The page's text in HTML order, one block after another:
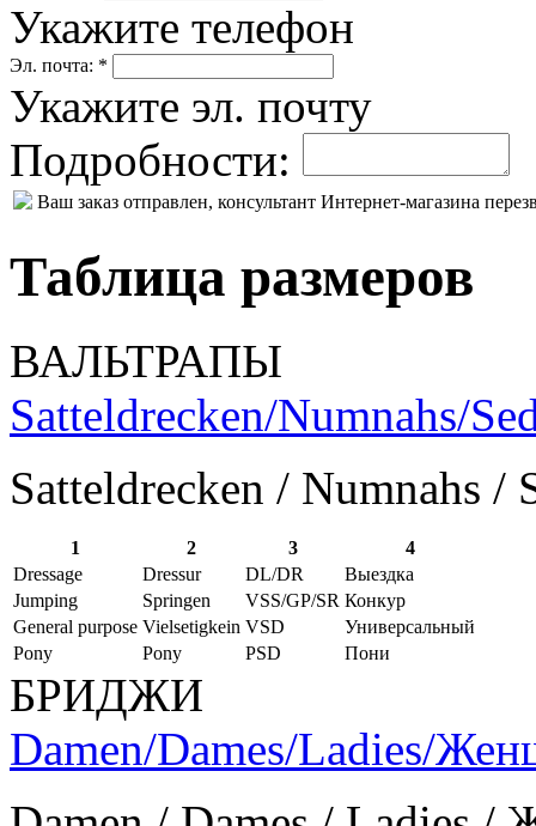
Укажите телефон
Эл. почта: *
Укажите эл. почту
Подробности:
Ваш заказ отправлен, консультант Интернет-магазина
Таблица размеров
ВАЛЬТРАПЫ
Satteldrecken/Numnahs/
Satteldrecken / Numnahs /
1 2 3
4
Dressage
Dressur DL/DR
Выездка
Jumping
Springen VSS/GP/SR Конкур
General purpose Vielsetigkein VSD
Универсальный
Pony
Pony PSD Пони
БРИДЖИ
Damen/Dames/Ladies/